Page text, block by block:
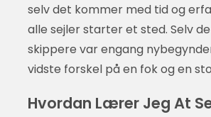
selv det kommer med tid og
alle sejler starter et sted. Selv
skippere var engang
vidste forskel på en fok og en
Hvordan Lærer Jeg At